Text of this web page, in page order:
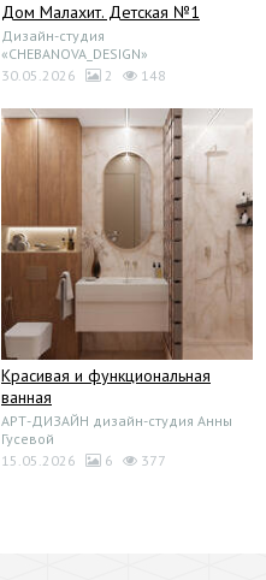
Дом Малахит. Детская №1
Дизайн-студия
«CHEBANOVA_DESIGN»
30.05.2026
2 148
Красивая и функциональная
ванная
АРТ-ДИЗАЙН дизайн-студия Анны
Гусевой
15.05.2026
6 377